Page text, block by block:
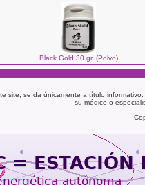
Black Gold 30 gr. (Polvo)
site, se da únicamente a título
su médico o